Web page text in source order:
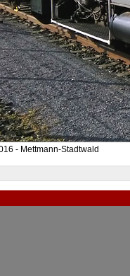
- Mettmann-Stadtwald